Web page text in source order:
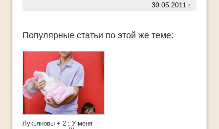
30.05.2011 г.
Популярные статьи по этой же теме:
Лукьяновы + 2 : У меня